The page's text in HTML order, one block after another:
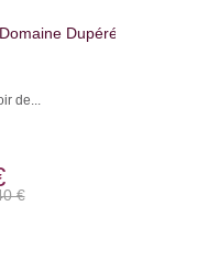
Dupéré-
de...
€